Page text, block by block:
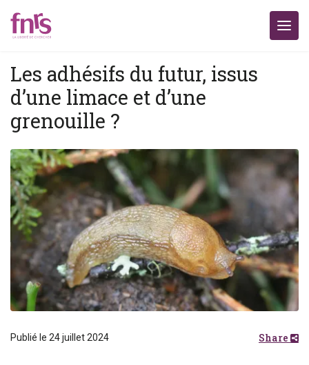
Les adhésifs du futur, issus
d’une limace et d’une
grenouille ?
Publié le 24 juillet 2024 Share